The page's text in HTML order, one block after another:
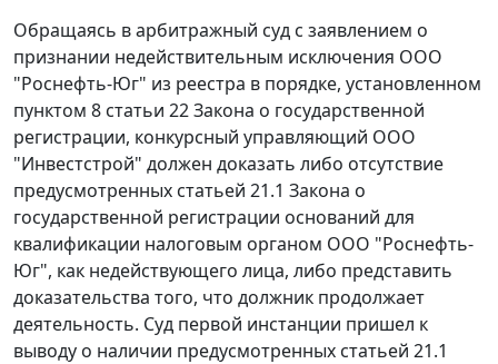
Обращаясь в арбитражный суд с заявлением о
признании недействительным исключения ООО
"Роснефть-Юг" из реестра в порядке, установленном
пунктом 8 статьи 22 Закона о государственной
регистрации, конкурсный управляющий ООО
"Инвестстрой" должен доказать либо отсутствие
предусмотренных статьей 21.1 Закона о
государственной регистрации оснований для
квалификации налоговым органом ООО "Роснефть-
Юг", как недействующего лица, либо представить
доказательства того, что должник продолжает
деятельность. Суд первой инстанции пришел к
выводу о наличии предусмотренных статьей 21.1